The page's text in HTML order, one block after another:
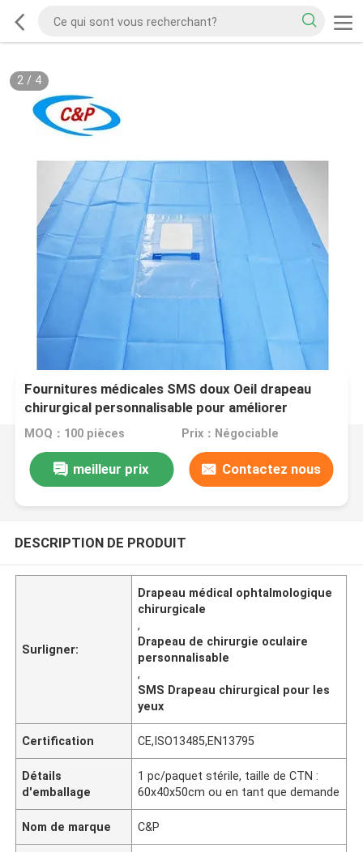
2/ 4
Fournitures médicales SMS doux Oeil drapeau
chirurgical personnalisable pour améliorer
l'efficacité
MOQ：100 pièces Prix：Négociable
meilleur prix Contactez nous
DESCRIPTION DE PRODUIT
Surligner:
Drapeau médical ophtalmologique
chirurgicale
,
Drapeau de chirurgie oculaire
personnalisable
,
SMS Drapeau chirurgical pour les
yeux
Certification CE,ISO13485,EN13795
Détails
d'emballage
1 pc/paquet stérile, taille de CTN :
60x40x50cm ou en tant que demande
Nom de marque C&P